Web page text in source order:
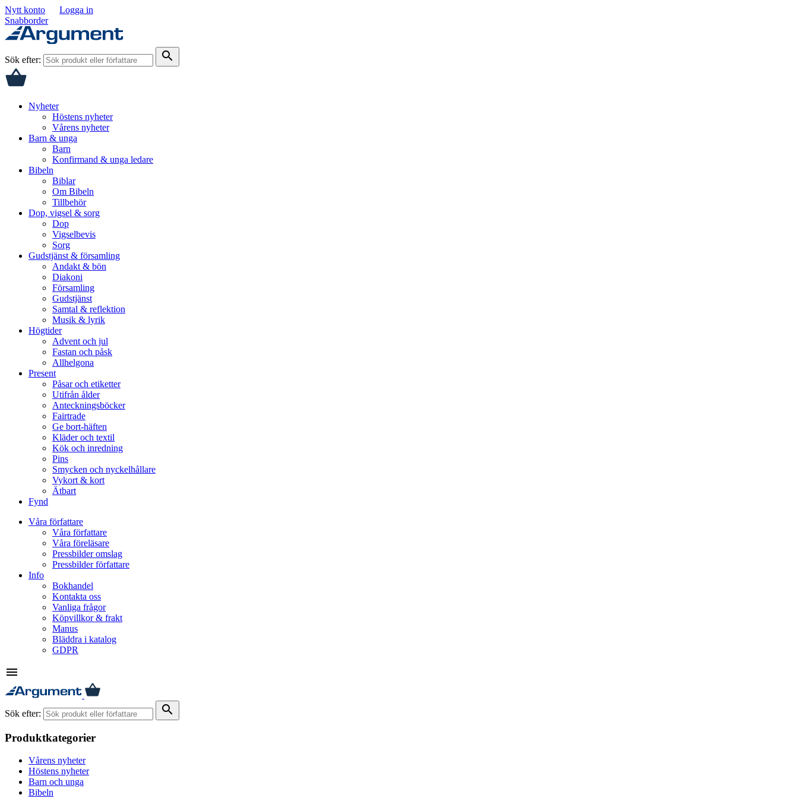
Nytt konto
Logga in
Snabborder
Sök efter: search
Nyheter
Höstens nyheter
Vårens nyheter
Barn & unga
Barn
Konfirmand & unga ledare
Bibeln
Biblar
Om Bibeln
Tillbehör
Dop, vigsel & sorg
Dop
Vigselbevis
Sorg
Gudstjänst & församling
Andakt & bön
Diakoni
Församling
Gudstjänst
Samtal & reflektion
Musik & lyrik
Högtider
Advent och jul
Fastan och påsk
Allhelgona
Present
Påsar och etiketter
Utifrån ålder
Anteckningsböcker
Fairtrade
Ge bort-häften
Kläder och textil
Kök och inredning
Pins
Smycken och nyckelhållare
Vykort & kort
Ätbart
Fynd
Våra författare
Våra författare
Våra föreläsare
Pressbilder omslag
Pressbilder författare
Info
Bokhandel
Kontakta oss
Vanliga frågor
Köpvillkor & frakt
Manus
Bläddra i katalog
GDPR
menu
Sök efter: search
Produktkategorier
Vårens nyheter
Höstens nyheter
Barn och unga
Bibeln